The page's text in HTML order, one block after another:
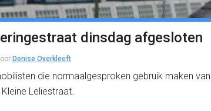
dinsdag afgesloten
Denise Overkleeft
die normaalgesproken gebruik maken
Leliestraat.